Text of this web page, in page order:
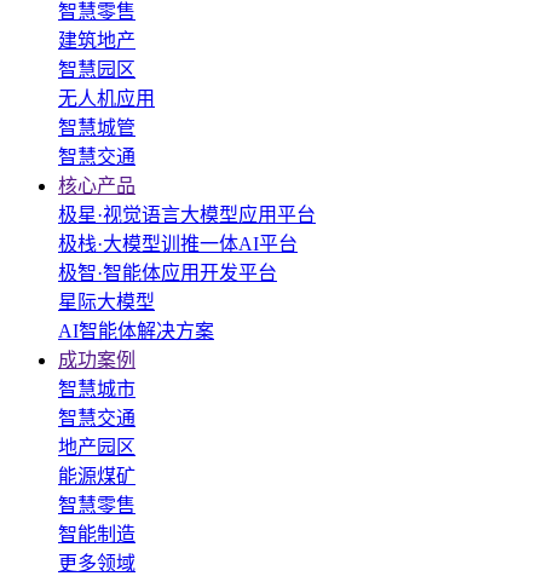
智慧零售
建筑地产
智慧园区
无人机应用
智慧城管
智慧交通
核心产品
极星·视觉语言大模型应用平台
极栈·大模型训推一体AI平台
极智·智能体应用开发平台
星际大模型
AI智能体解决方案
成功案例
智慧城市
智慧交通
地产园区
能源煤矿
智慧零售
智能制造
更多领域